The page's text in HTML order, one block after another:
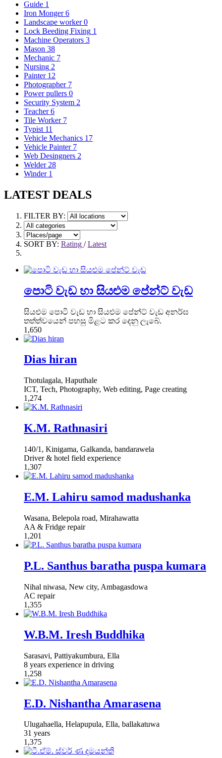
Guide 1
Iron Monger 6
Landscape worker 0
Lock Beeding Fixing 1
Machine Operators 3
Mason 38
Mechanic 7
Nursing 2
Painter 12
Photographer 7
Power pullers 0
Security System 2
Teacher 6
Tile Worker 7
Typist 11
Vehicle Mechanics 17
Vehicle Painter 7
Web Desingners 2
Welder 28
Winder 1
LATEST DEALS
FILTER BY:
SORT BY: Rating /Latest
පොටි වැඩ හා සියළුම පේන්ට් වැඩ
සියළුම පොටි වැඩ හා සියළුම පේන්ට් වැඩ අනර්ඝ
තත්ත්වයෙන් පහසු මිළට කර දෙනු ලැබේ.
1,650
Dias hiran
Thotulagala, Haputhale
ICT, Tech, Photography, Web editing, Page creating
1,274
K.M. Rathnasiri
140/1, Kinigama, Galkanda, bandarawela
Driver & hotel field experience
1,307
E.M. Lahiru samod madushanka
Wasana, Belepola road, Mirahawatta
AA & Fridge repair
1,201
P.L. Santhus baratha puspa kumara
Nihal niwasa, New city, Ambagasdowa
AC repair
1,355
W.B.M. Iresh Buddhika
Sarasavi, Pattiyakumbura, Ella
8 years experience in driving
1,258
E.D. Nishantha Amarasena
Ulugahaella, Helapupula, Ella, ballakatuwa
31 years
1,375